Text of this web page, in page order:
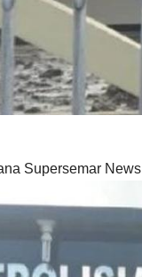
Supersemar News